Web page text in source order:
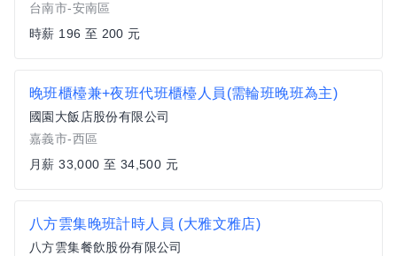
台南市-安南區
時薪 196 至 200 元
晚班櫃檯兼+夜班代班櫃檯人員(需輪班晚班為主)
國園大飯店股份有限公司
嘉義市-西區
月薪 33,000 至 34,500 元
八方雲集晚班計時人員 (大雅文雅店)
八方雲集餐飲股份有限公司